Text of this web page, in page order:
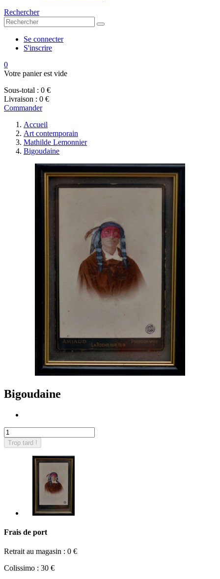
Rechercher
Se connecter
S'inscrire
0
Votre panier est vide
Sous-total : 0 €
Livraison : 0 €
Commander
Accueil
Art contemporain
Mathilde Lemonnier
Bigoudaine
Bigoudaine
Trop tard !
Frais de port
Retrait au magasin : 0 €
Colissimo : 30 €